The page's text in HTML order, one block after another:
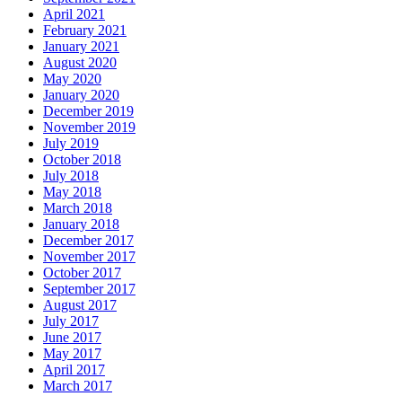
April 2021
February 2021
January 2021
August 2020
May 2020
January 2020
December 2019
November 2019
July 2019
October 2018
July 2018
May 2018
March 2018
January 2018
December 2017
November 2017
October 2017
September 2017
August 2017
July 2017
June 2017
May 2017
April 2017
March 2017